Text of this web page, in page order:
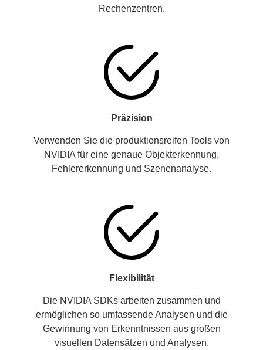
Rechenzentren.
Präzision
Verwenden Sie die produktionsreifen Tools von
NVIDIA für eine genaue Objekterkennung,
Fehlererkennung und Szenenanalyse.
Flexibilität
Die NVIDIA SDKs arbeiten zusammen und
ermöglichen so umfassende Analysen und die
Gewinnung von Erkenntnissen aus großen
visuellen Datensätzen und Analysen.